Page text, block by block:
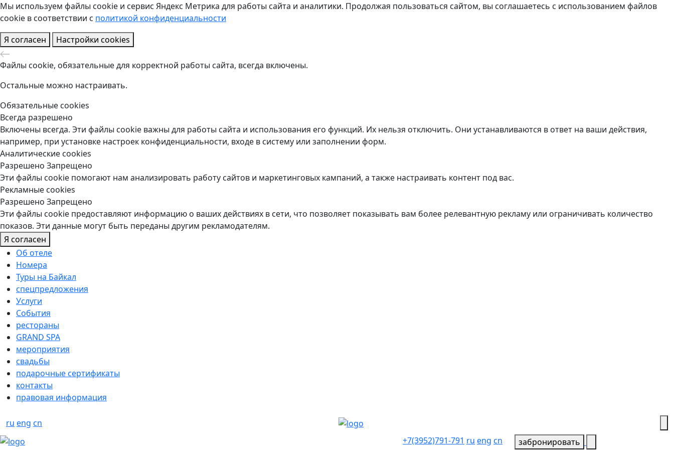
Мы используем файлы cookie и сервис Яндекс Метрика для работы сайта и аналитики. Продолжая пользоваться сайтом, вы соглашаетесь с использованием файлов
cookie в соответствии с политикой конфиденциальности
Я согласен
Настройки cookies
Файлы cookie, обязательные для корректной работы сайта, всегда включены.
Остальные можно настраивать.
Обязательные cookies
Всегда разрешено
Включены всегда. Эти файлы cookie важны для работы сайта и использования его функций. Их нельзя отключить. Они устанавливаются в ответ на ваши действия,
например, при установке настроек конфиденциальности, входе в систему или заполнении форм.
Аналитические cookies
Разрешено Запрещено
Эти файлы cookie помогают нам анализировать работу сайтов и маркетинговых кампаний, а также настраивать контент под вас.
Рекламные cookies
Разрешено Запрещено
Эти файлы cookie предоставляют информацию о ваших действиях в сети, что позволяет показывать вам более релевантную рекламу или ограничивать количество
показов. Эти данные могут быть переданы другим рекламодателям.
Я согласен
Об отеле
Номера
Туры на Байкал
спецпредложения
Услуги
События
рестораны
GRAND SPA
мероприятия
свадьбы
подарочные сертификаты
контакты
правовая информация
ru eng cn
+7(3952)791-791 ru eng cn забронировать